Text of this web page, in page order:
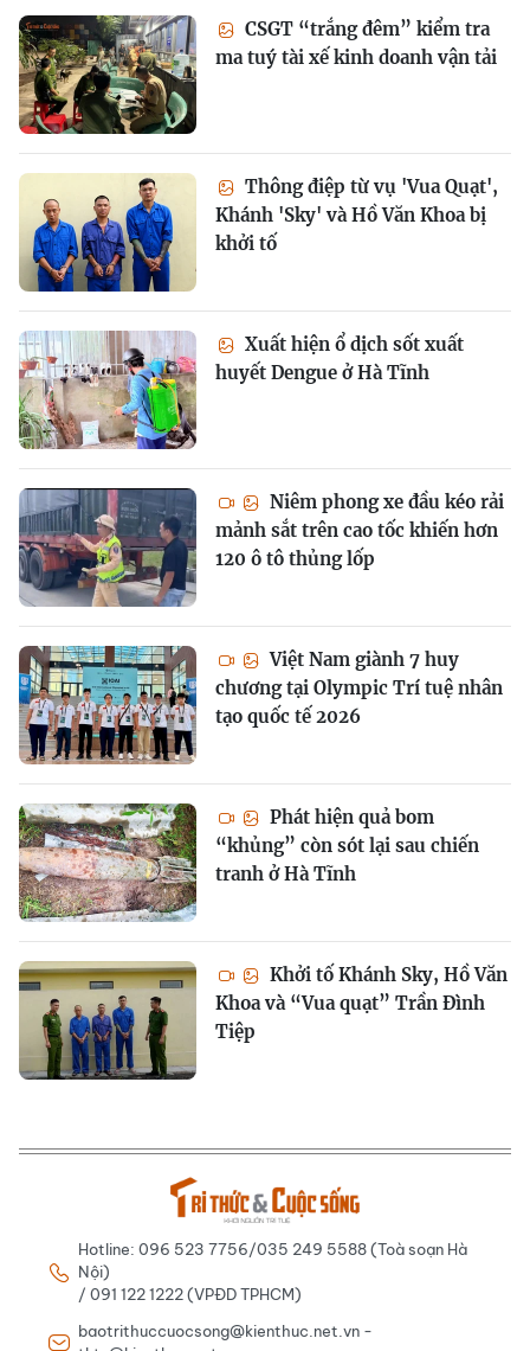
CSGT “trắng đêm” kiểm tra
ma tuý tài xế kinh doanh vận tải
Thông điệp từ vụ 'Vua Quạt',
Khánh 'Sky' và Hồ Văn Khoa bị
khởi tố
Xuất hiện ổ dịch sốt xuất
huyết Dengue ở Hà Tĩnh
Niêm phong xe đầu kéo rải
mảnh sắt trên cao tốc khiến hơn
120 ô tô thủng lốp
Việt Nam giành 7 huy
chương tại Olympic Trí tuệ nhân
tạo quốc tế 2026
Phát hiện quả bom
“khủng” còn sót lại sau chiến
tranh ở Hà Tĩnh
Khởi tố Khánh Sky, Hồ Văn
Khoa và “Vua quạt” Trần Đình
Tiệp
Hotline: 096 523 7756/035 249 5588 (Toà soạn Hà
Nội)
/ 091 122 1222 (VPĐD TPHCM)
baotrithuccuocsong@kienthuc.net.vn -